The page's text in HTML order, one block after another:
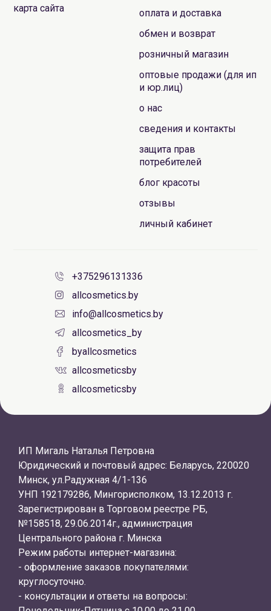
карта сайта
оплата и доставка
обмен и возврат
розничный магазин
оптовые продажи (для ип
и юр.лиц)
о нас
сведения и контакты
защита прав
потребителей
блог красоты
отзывы
личный кабинет
+375296131336
allcosmetics.by
info@allcosmetics.by
allcosmetics_by
byallcosmetics
allcosmeticsby
allcosmeticsby
ИП Мигаль Наталья Петровна
Юридический и почтовый адрес: Беларусь, 220020
Минск, ул.Радужная 4/1-136
УНП 192179286, Мингорисполком, 13.12.2013 г.
Зарегистрирован в Торговом реестре РБ,
№158518, 29.06.2014г., администрация
Центрального района г. Минска
Режим работы интернет-магазина:
- оформление заказов покупателями:
круглосуточно.
- консультации и ответы на вопросы: